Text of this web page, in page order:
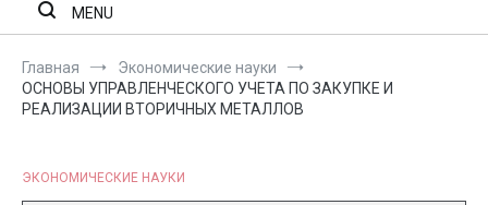
MENU
Главная
Экономические науки
ОСНОВЫ УПРАВЛЕНЧЕСКОГО УЧЕТА ПО ЗАКУПКЕ И
РЕАЛИЗАЦИИ ВТОРИЧНЫХ МЕТАЛЛОВ
ЭКОНОМИЧЕСКИЕ НАУКИ